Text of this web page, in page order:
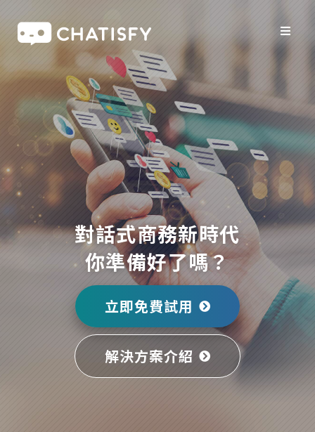
對話式商務新時代
你準備好了嗎？
立即免費試用
解決方案介紹